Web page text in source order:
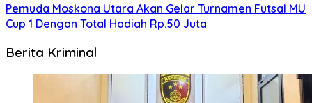
Pemuda Moskona Utara Akan Gelar Turnamen Futsal MU
Cup 1 Dengan Total Hadiah Rp.50 Juta
Berita Kriminal